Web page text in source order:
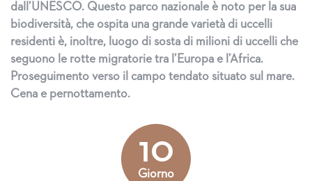
dall’UNESCO. Questo parco nazionale è noto per la sua
biodiversità, che ospita una grande varietà di uccelli
residenti è, inoltre, luogo di sosta di milioni di uccelli che
seguono le rotte migratorie tra l’Europa e l’Africa.
Proseguimento verso il campo tendato situato sul mare.
Cena e pernottamento.
10
Giorno